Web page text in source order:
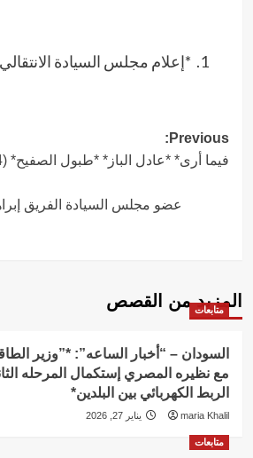
*إعلام مجلس السيادة
Post
navigation
Previous:
فيما أرى* *عادل الباز* *طبول الصفيح* (4)
عضو مجلس السيادة الفريق
المزيد من القصص
متابعات
السودان – “أخبار الساعه”: *”وزير
مع نظيره المصري إستكمال المرحله
الربط الكهربائي بين البلدين*
maria Khalil يناير 27, 2026
متابعات